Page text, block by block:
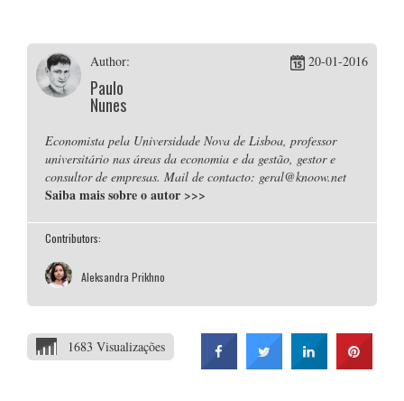
Author:
Paulo
Nunes
20-01-2016
Economista pela Universidade Nova de Lisboa, professor
universitário nas áreas da economia e da gestão, gestor e
consultor de empresas. Mail de contacto: geral@knoow.net
Saiba mais sobre o autor >>>
Contributors:
Aleksandra Prikhno
1683 Visualizações